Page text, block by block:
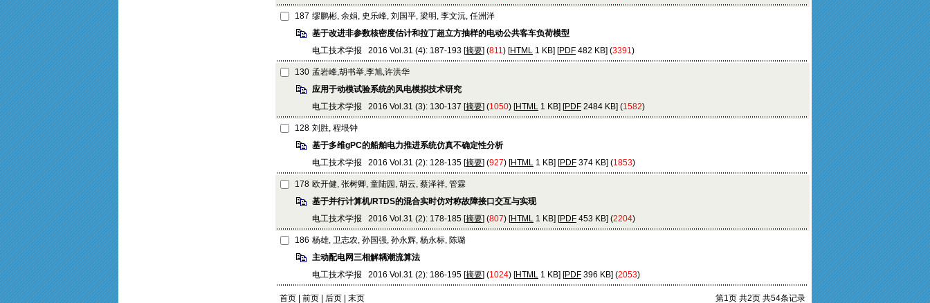
187 缪鹏彬, 余娟, 史乐峰, 刘国平, 梁明, 李文沅, 任洲洋
基于改进非参数核密度估计和拉丁超立方抽样的电动公共客车负荷模型
电工技术学报 2016 Vol.31 (4): 187-193 [摘要] (811) [HTML 1 KB] [PDF 482 KB] (3391)
130 孟岩峰,胡书举,李旭,许洪华
应用于动模试验系统的风电模拟技术研究
电工技术学报 2016 Vol.31 (3): 130-137 [摘要] (1050) [HTML 1 KB] [PDF 2484 KB] (1582)
128 刘胜, 程垠钟
基于多维gPC的船舶电力推进系统仿真不确定性分析
电工技术学报 2016 Vol.31 (2): 128-135 [摘要] (927) [HTML 1 KB] [PDF 374 KB] (1853)
178 欧开健, 张树卿, 童陆园, 胡云, 蔡泽祥, 管霖
基于并行计算机/RTDS的混合实时仿对称故障接口交互与实现
电工技术学报 2016 Vol.31 (2): 178-185 [摘要] (807) [HTML 1 KB] [PDF 453 KB] (2204)
186 杨雄, 卫志农, 孙国强, 孙永辉, 杨永标, 陈璐
主动配电网三相解耦潮流算法
电工技术学报 2016 Vol.31 (2): 186-195 [摘要] (1024) [HTML 1 KB] [PDF 396 KB] (2053)
首页 | 前页 | 后页 末页 第1页 共2页 共54条记录